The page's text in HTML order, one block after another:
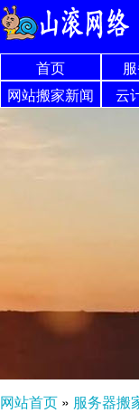
首页
网站搬家新闻
云
网站首页 » 服务器搬